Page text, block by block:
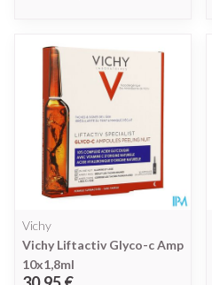
Vichy
Vichy Liftactiv Glyco-c Amp
10x1,8ml